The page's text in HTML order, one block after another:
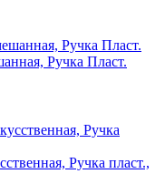
Ручка Пласт.
Ручка пласт.,